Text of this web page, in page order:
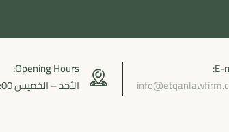
E-
Opening Hours:
الأحد – الخميس 8:00 صباحًا – 5:00 مساءً